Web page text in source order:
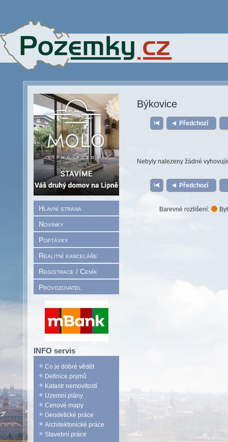
Hlavní strana
Novinky
Poptávky
Realitní kanceláře
Registrace / Ceník
Provozovatel
INFO servis
Co je dobré vědět
Definice pojmů
Katastr nemovitostí
Územní plány
Cenové mapy
Geodetické práce
Architektonické práce
Stavební práce
Býkovice
Předchozí
Nebyly nalezeny žádné
Předchozí
Barevné rozlišení: